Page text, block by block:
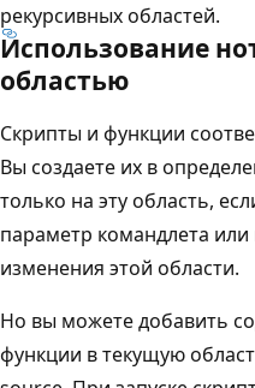
рекурсивных областей.
Использование
областью
Скрипты и функции
Вы создаете их в
только на эту область,
параметр командлета
изменения этой области.
Но вы можете добавить
функции в текущую